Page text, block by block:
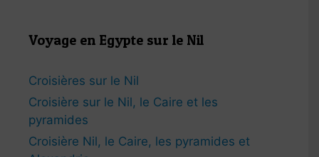
Voyage en Egypte sur le Nil
Croisières sur le Nil
Croisière sur le Nil, le Caire et les
pyramides
Croisière Nil, le Caire, les pyramides et